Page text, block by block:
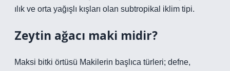
ılık ve orta yağışlı kışları olan subtropikal iklim tipi.
Zeytin ağacı maki midir?
Maksi bitki örtüsü Makilerin başlıca türleri; defne,